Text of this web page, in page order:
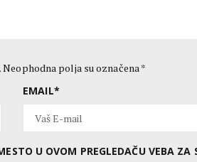
Neophodna polja su označena*
EMAIL*
U OVOM PREGLEDAČU VEBA